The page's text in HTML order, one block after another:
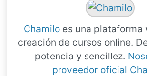
Chamiloes una plataforma
creación de cursos online.
potencia y sencillez.
proveedor oficial